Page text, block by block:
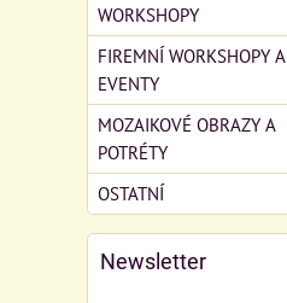
WORKSHOPY
FIREMNÍ WORKSHOPY A
EVENTY
MOZAIKOVÉ OBRAZY A
POTRÉTY
OSTATNÍ
Newsletter